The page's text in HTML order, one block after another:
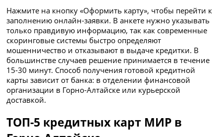
Нажмите на кнопку «Оформить карту», чтобы перейти к
заполнению онлайн-заявки. В анкете нужно указывать
только правдивую информацию, так как современные
скоринговые системы быстро определяют
мошенничество и отказывают в выдаче кредитки. В
большинстве случаев решение принимается в течение
15-30 минут. Способ получения готовой кредитной
карты зависит от банка: в отделении финансовой
организации в Горно-Алтайске или курьерской
доставкой.
ТОП-5 кредитных карт МИР в